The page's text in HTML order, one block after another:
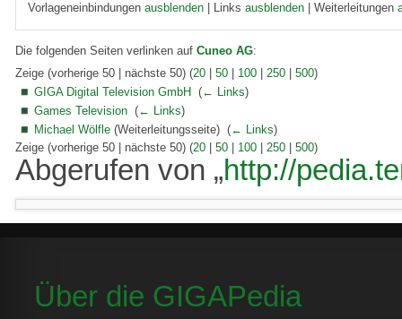
Vorlageneinbindungenausblenden | Linksausblenden | Weiterleitungen
Die folgenden Seiten verlinken auf Cuneo AG:
Zeige (vorherige 50 | nächste 50) (20 50 100 250 500)
GIGA Digital Television GmbH ‎(← Links)
Games Television ‎(← Links)
Michael Wölfle (Weiterleitungsseite) ‎(← Links)
Zeige (vorherige 50 | nächste 50) (20 50 100 250 500)
Abgerufen von „http://
Über die GIGAPedia